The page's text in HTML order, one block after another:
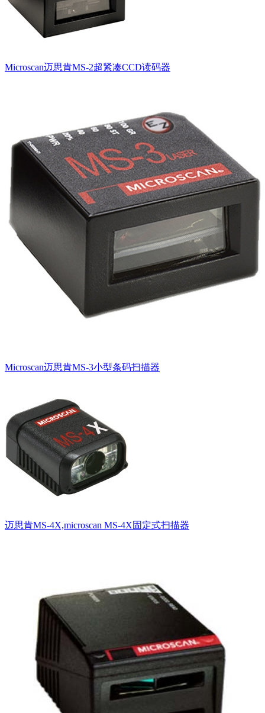
Microscan迈思肯MS-2超紧凑CCD读码器
Microscan迈思肯MS-3小型条码扫描器
迈思肯MS-4X,microscan MS-4X固定式扫描器